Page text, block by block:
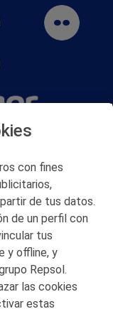
con fines
de tus datos.
de un perfil con
tus
y offline, y
Repsol.
las cookies
estas